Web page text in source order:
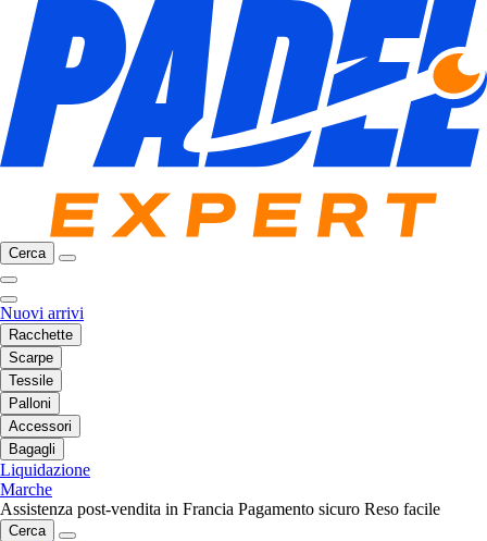
Cerca
Nuovi arrivi
Racchette
Scarpe
Tessile
Palloni
Accessori
Bagagli
Liquidazione
Marche
Assistenza post-vendita in Francia Pagamento sicuro Reso facile
Cerca